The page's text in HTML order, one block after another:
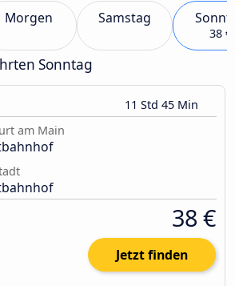
Morgen Samstag
38 €
Sonntag
11 Std 45 Min
am Main
38 €
Jetzt finden